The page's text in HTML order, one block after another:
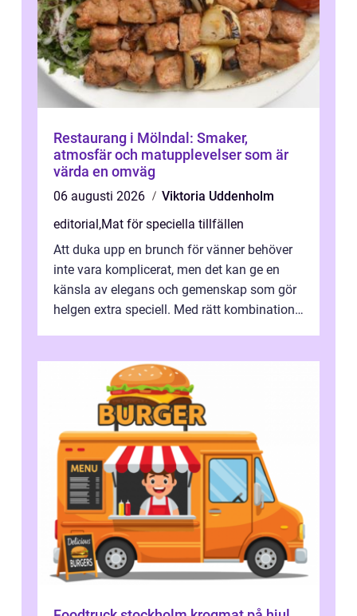
Restaurang i Mölndal: Smaker,
atmosfär och matupplevelser som är
värda en omväg
06 augusti 2026
Viktoria Uddenholm
editorial,Mat för speciella tillfällen
Att duka upp en brunch för vänner behöver
inte vara komplicerat, men det kan ge en
känsla av elegans och gemenskap som gör
helgen extra speciell. Med rätt kombination